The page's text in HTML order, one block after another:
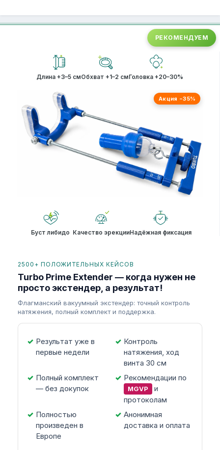
РЕКОМЕНДУЕМ
Длина +3–5 смОбхват +1–2 смГоловка +20–30%
Акция −35%
Буст либидо Качество эрекцииНадёжная фиксация
2500+ ПОЛОЖИТЕЛЬНЫХ КЕЙСОВ
Turbo Prime Extender — когда нужен не
просто экстендер, а результат!
Флагманский вакуумный экстендер: точный контроль
натяжения, полный комплект и поддержка.
Результат уже в
первые недели
Контроль
натяжения, ход
винта 30 см
Полный комплект
— без докупок
Рекомендации по
MGVP
и
протоколам
Полностью
произведен в
Европе
Анонимная
доставка и оплата